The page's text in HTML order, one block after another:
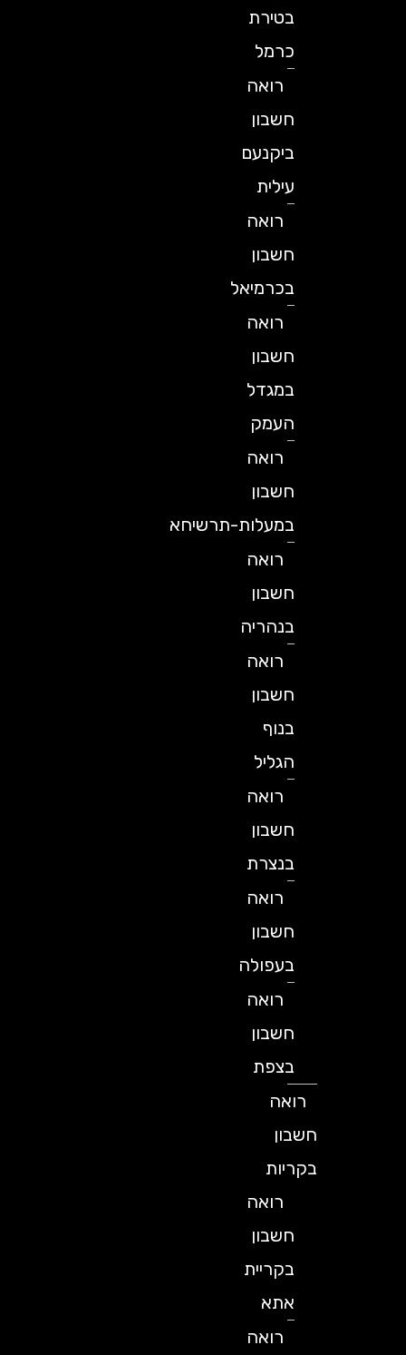
בטירת
כרמל
רואה
חשבון
ביקנעם
עילית
רואה
חשבון
בכרמיאל
רואה
חשבון
במגדל
העמק
רואה
חשבון
במעלות-תרשיחא
רואה
חשבון
בנהריה
רואה
חשבון
הגליל
רואה
חשבון
בנצרת
רואה
חשבון
בעפולה
רואה
חשבון
בצפת
רואה
חשבון
בקריות
רואה
חשבון
בקריית
אתא
רואה